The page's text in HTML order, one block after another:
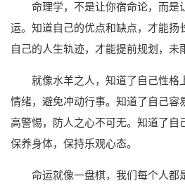
命理学，不是让你宿命论，而是
运。知道自己的优点和缺点，才能扬
自己的人生轨迹，才能提前规划，未
就像水羊之人，知道了自己性格
情绪，避免冲动行事。知道了自己容
高警惕，防人之心不可无。知道了自
保养身体，保持乐观心态。
命运就像一盘棋，我们每个人都